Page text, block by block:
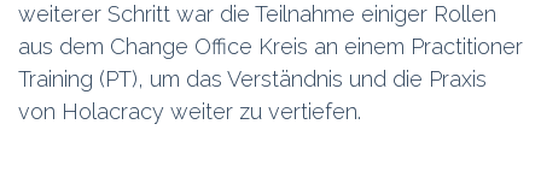
weiterer Schritt war die Teilnahme einiger Rollen
aus dem Change Office Kreis an einem Practitioner
Training (PT), um das Verständnis und die Praxis
von Holacracy weiter zu vertiefen.